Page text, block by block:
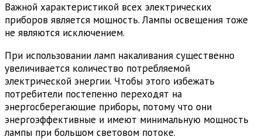
Важной характеристикой всех электрических
приборов является мощность. Лампы освещения тоже
не являются исключением.
При использовании ламп накаливания существенно
увеличивается количество потребляемой
электрической энергии. Чтобы этого избежать
потребители постепенно переходят на
энергосберегающие приборы, потому что они
энергоэффективные и имеют минимальную мощность
лампы при большом световом потоке.